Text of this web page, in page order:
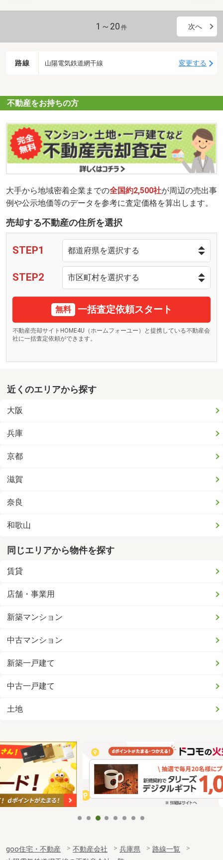
1～20 件 次へ
路線 山陽電気鉄道網干線 変更する
不動産をお持ちの方
大手から地域密着企業までの全国約2,500社が周辺の売出事
例や公示地価等のデータを参考に査定価格を算出します。
売却する不動産の住所を選択
STEP1
STEP2
無料 一括査定依頼スタート
不動産売却サイトHOME4U（ホームフォーユー）と提携している不動産会
社に一括査定依頼ができます。
近くのエリアから探す
大阪
兵庫
京都
滋賀
奈良
和歌山
同じエリアから物件を探す
賃貸
店舗・事業用
新築マンション
中古マンション
新築一戸建て
中古一戸建て
土地
goo住宅・不動産 不動産会社 兵庫県
路線一覧